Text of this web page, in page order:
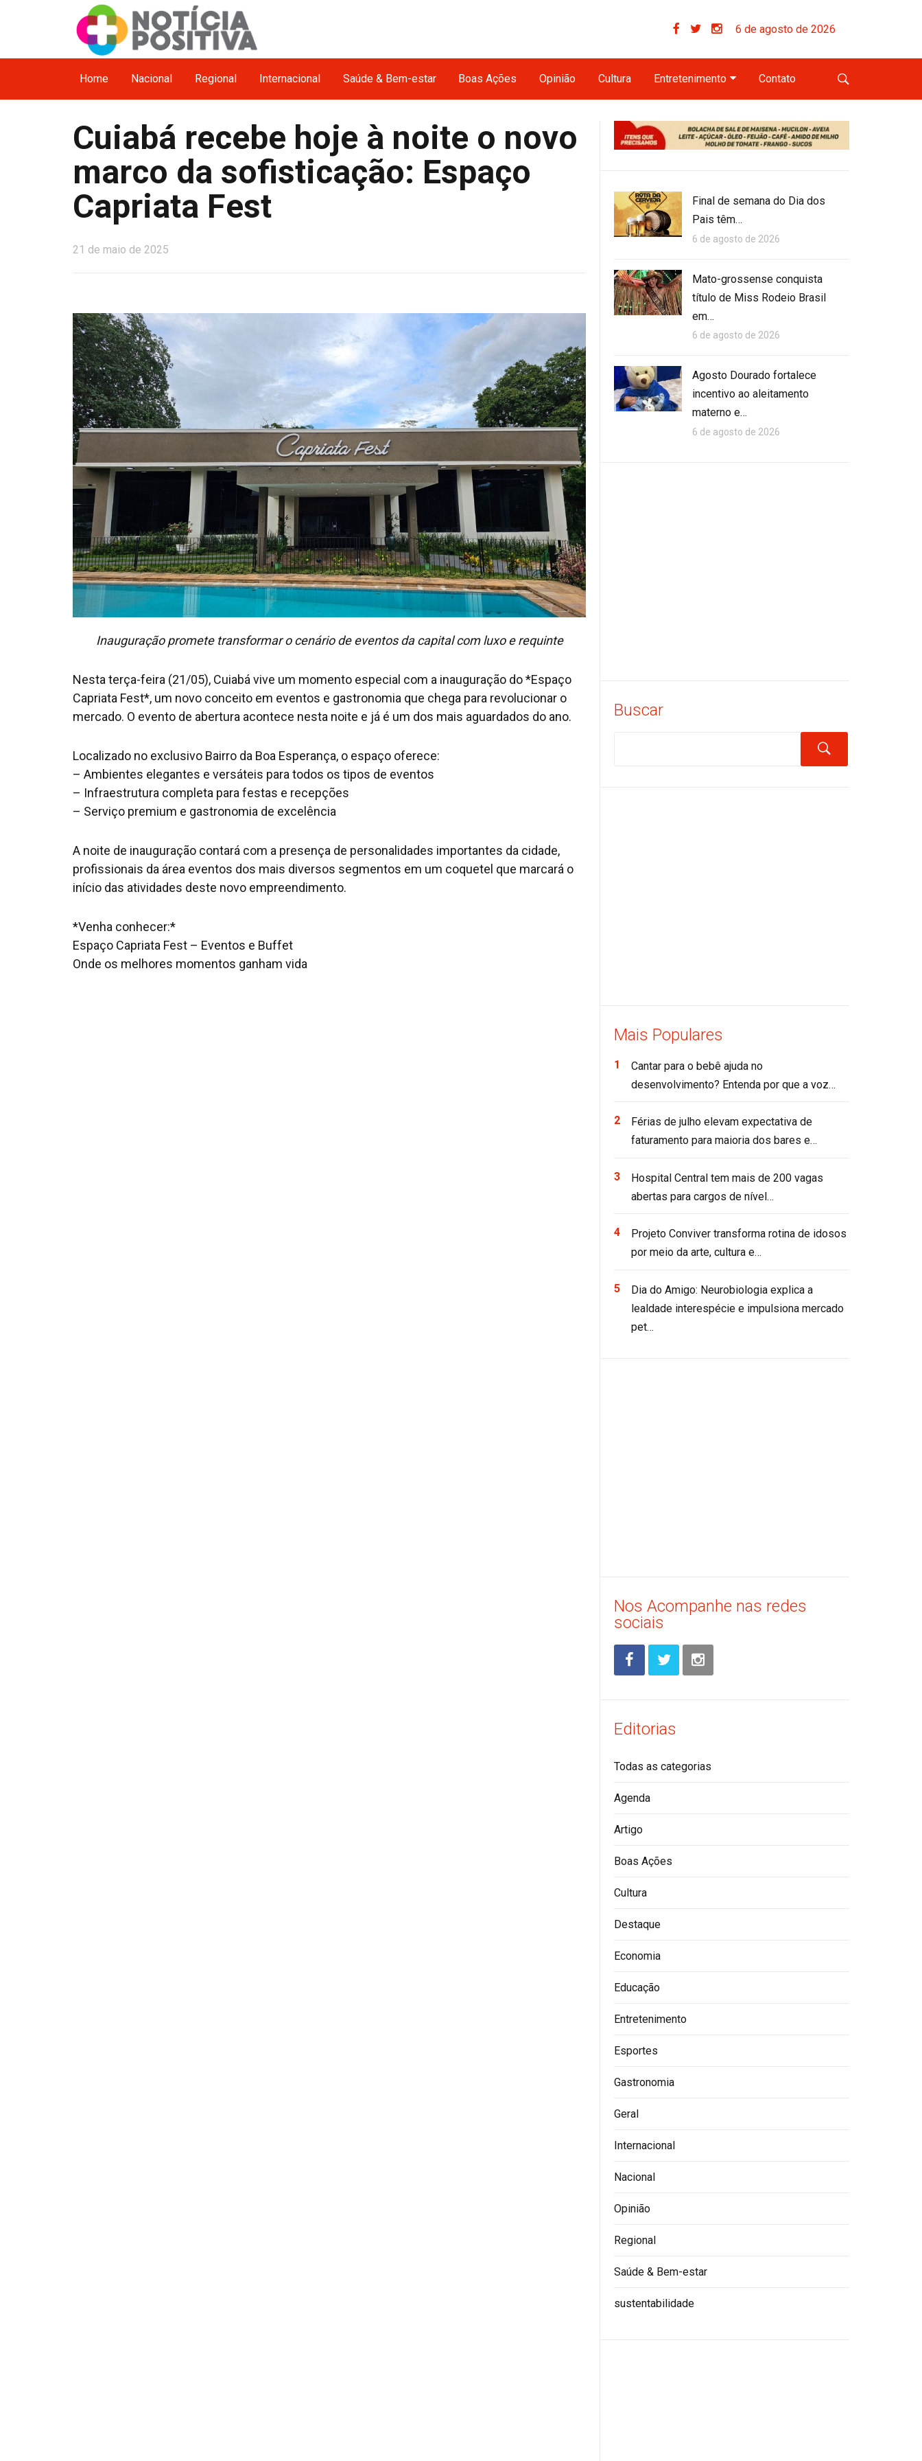
6 de agosto de 2026
Home Nacional Regional Internacional Saúde & Bem-estar Boas Ações Opinião Cultura Entretenimento Contato
Cuiabá recebe hoje à noite o novo
marco da sofisticação: Espaço
Capriata Fest
21 de maio de 2025
Inauguração promete transformar o cenário de eventos da capital com luxo e requinte
Nesta terça-feira (21/05), Cuiabá vive um momento especial com a inauguração do *Espaço
Capriata Fest*, um novo conceito em eventos e gastronomia que chega para revolucionar o
mercado. O evento de abertura acontece nesta noite e já é um dos mais aguardados do ano.
Localizado no exclusivo Bairro da Boa Esperança, o espaço oferece:
– Ambientes elegantes e versáteis para todos os tipos de eventos
– Infraestrutura completa para festas e recepções
– Serviço premium e gastronomia de excelência
A noite de inauguração contará com a presença de personalidades importantes da cidade,
profissionais da área eventos dos mais diversos segmentos em um coquetel que marcará o
início das atividades deste novo empreendimento.
*Venha conhecer:*
Espaço Capriata Fest – Eventos e Buffet
Onde os melhores momentos ganham vida
Final de semana do Dia dos
Pais têm…
6 de agosto de 2026
Mato-grossense conquista
título de Miss Rodeio Brasil
em…
6 de agosto de 2026
Agosto Dourado fortalece
incentivo ao aleitamento
materno e…
6 de agosto de 2026
Buscar
Mais Populares
Cantar para o bebê ajuda no
desenvolvimento? Entenda por que a voz…
Férias de julho elevam expectativa de
faturamento para maioria dos bares e…
Hospital Central tem mais de 200 vagas
abertas para cargos de nível…
Projeto Conviver transforma rotina de idosos
por meio da arte, cultura e…
Dia do Amigo: Neurobiologia explica a
lealdade interespécie e impulsiona mercado
pet…
Nos Acompanhe nas redes
sociais
Editorias
Todas as categorias
Agenda
Artigo
Boas Ações
Cultura
Destaque
Economia
Educação
Entretenimento
Esportes
Gastronomia
Geral
Internacional
Nacional
Opinião
Regional
Saúde & Bem-estar
sustentabilidade